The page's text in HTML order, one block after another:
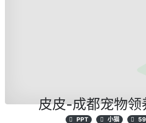
皮皮-成都宠物
PPT 小猫